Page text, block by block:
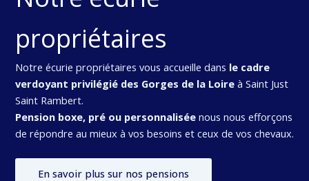
propriétaires
Notre écurie propriétaires vous accueille dans le cadre
verdoyant privilégié des Gorges de la Loireà Saint Just
Saint Rambert.
Pension boxe, pré ou personnaliséenous nous efforçons
de répondre au mieux à vos besoins et ceux de vos chevaux.
En savoir plus sur nos pensions